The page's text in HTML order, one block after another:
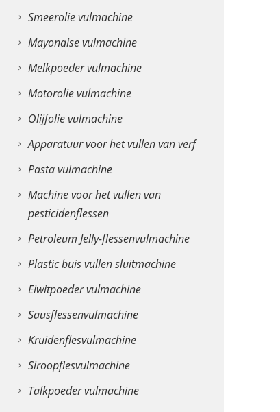
Smeerolie vulmachine
Mayonaise vulmachine
Melkpoeder vulmachine
Motorolie vulmachine
Olijfolie vulmachine
Apparatuur voor het vullen van verf
Pasta vulmachine
Machine voor het vullen van
pesticidenflessen
Petroleum Jelly-flessenvulmachine
Plastic buis vullen sluitmachine
Eiwitpoeder vulmachine
Sausflessenvulmachine
Kruidenflesvulmachine
Siroopflesvulmachine
Talkpoeder vulmachine